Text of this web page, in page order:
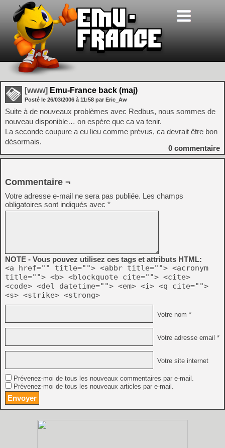
[www] Emu-France back (maj)
Posté le 26/03/2006 à 11:58 par Eric_Aw
Suite à de nouveaux problèmes avec Redbus, nous sommes de
nouveau disponible… on espère que ca va tenir.
La seconde coupure a eu lieu comme prévus, ca devrait être bon
désormais.
0 commentaire
Commentaire ¬
Votre adresse e-mail ne sera pas publiée. Les champs
obligatoires sont indiqués avec *
NOTE - Vous pouvez utilisez ces tags et attributs HTML:
<a href="" title=""> <abbr title=""> <acronym
title=""> <b> <blockquote cite=""> <cite>
<code> <del datetime=""> <em> <i> <q cite="">
<s> <strike> <strong>
Votre nom *
Votre adresse email *
Votre site internet
Prévenez-moi de tous les nouveaux commentaires par e-mail.
Prévenez-moi de tous les nouveaux articles par e-mail.